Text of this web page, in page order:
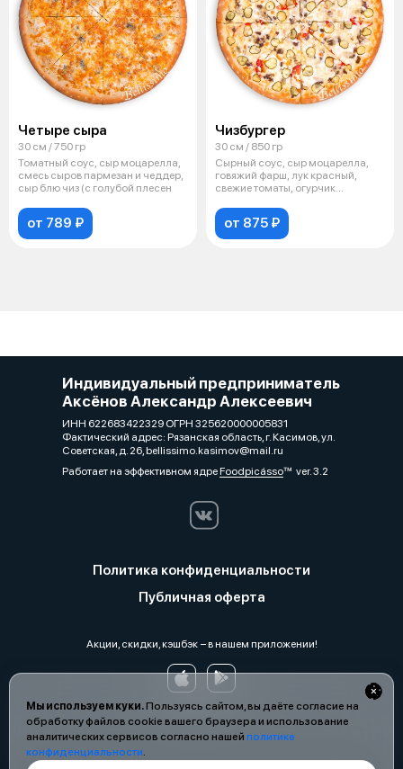
Четыре сыра
30 см / 750 гр
Томатный соус, сыр моцарелла,
смесь сыров пармезан и чеддер,
сыр блю чиз (с голубой плесен
от 789 ₽
Чизбургер
30 см / 850 гр
Сырный соус, сыр моцарелла,
говяжий фарш, лук красный,
свежие томаты, огурчик
от 875 ₽
Мы используем куки.Пользуясь сайтом, вы даёте согласие на
обработку файлов cookie вашего браузера и использование
аналитических сервисов согласно нашей политике
конфиденциальности.
Индивидуальный предприниматель
Аксёнов Александр Алексеевич
ИНН 622683422329 ОГРН 325620000005831
Фактический адрес: Рязанская область, г. Касимов, ул.
Советская, д. 26, bellissimo.kasimov@mail.ru
Работает на эффективном ядреFoodpicássover. 3.2
Политика конфиденциальности
Публичная оферта
Акции, скидки, кэшбэк − в нашем приложении!